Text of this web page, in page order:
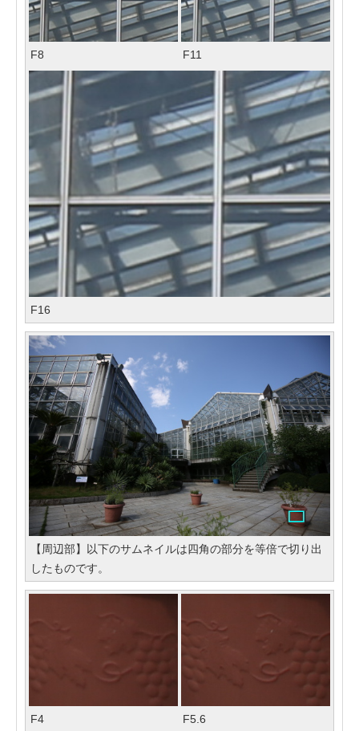
F8 F11
F16
【周辺部】以下のサムネイルは四角の部分を等倍で切り出
したものです。
F4 F5.6